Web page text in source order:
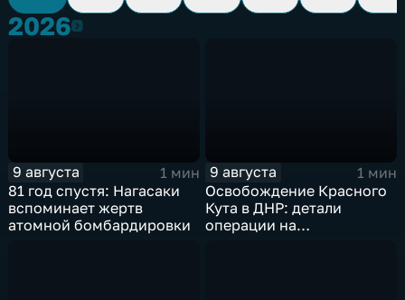
20262026
9 августа
1 мин
81 год спустя: Нагасаки
вспоминает жертв
атомной бомбардировки
9 августа
1 мин
Освобождение Красного
Кута в ДНР: детали
операции на